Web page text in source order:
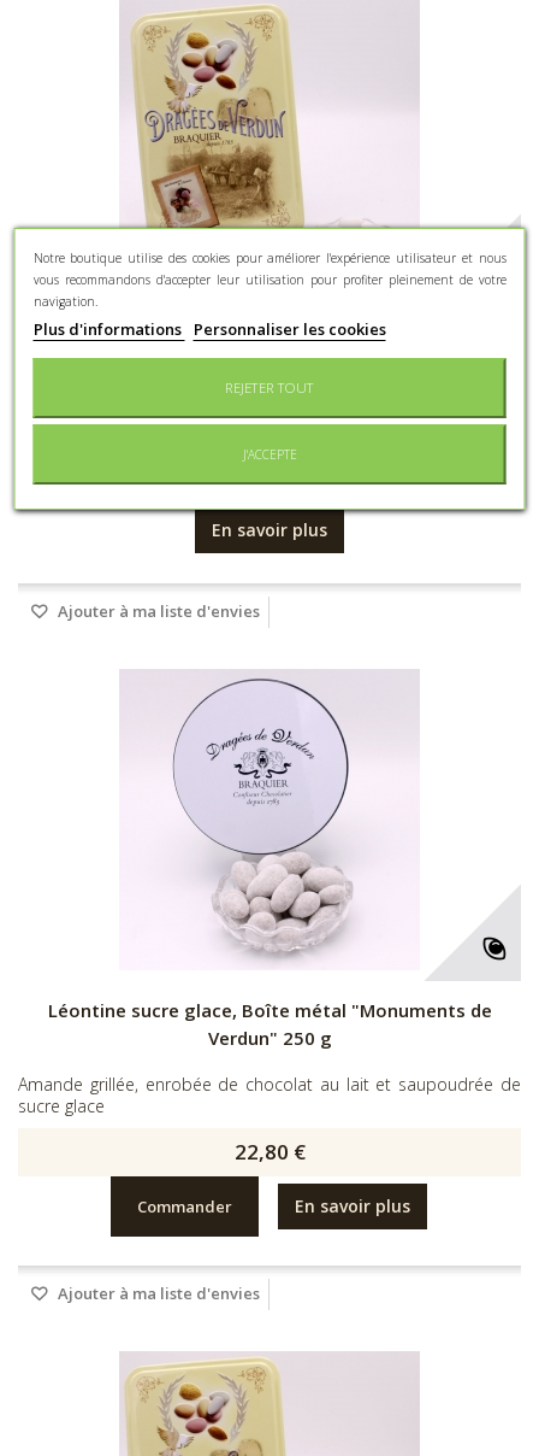
Carré Nougatine, Boîte métal "Amour et
Nougatine enrobée d'un filet de sirop de sucre vanillé -
28,20 €
En savoir plus
Ajouter à ma liste d'envies
Léontine sucre glace, Boîte métal "Monuments de
Verdun" 250 g
Amande grillée, enrobée de chocolat au lait et saupoudrée de
sucre glace
22,80 €
Commander En savoir plus
Ajouter à ma liste d'envies
Notre boutique utilise des cookies pour améliorer l'expérience utilisateur et nous
vous recommandons d'accepter leur utilisation pour profiter pleinement de votre
navigation.
Plus d'informations Personnaliser les cookies
REJETER TOUT
J'ACCEPTE